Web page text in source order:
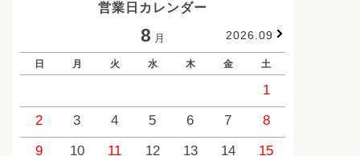
営業日カレンダー
8 月 2026.09
日 月 火 水 木 金 土
1
2
3 4 5 6 7
8
9
10 11 12 13 14
15